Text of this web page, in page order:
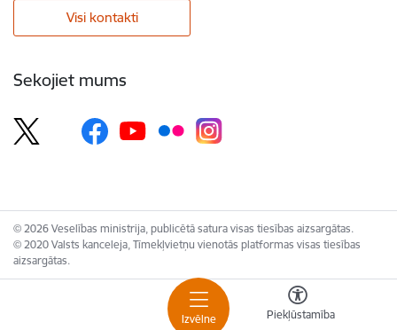
Izvēlne Piekļūstamība
Visi kontakti
Sekojiet mums
© 2026 Veselības ministrija, publicētā satura visas tiesības aizsargātas.
© 2020 Valsts kanceleja, Tīmekļvietņu vienotās platformas visas tiesības
aizsargātas.